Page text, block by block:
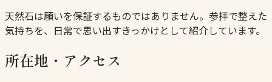
天然石は願いを保証するものではありません。参拝で整えた
気持ちを、日常で思い出すきっかけとして紹介しています。
所在地・アクセス